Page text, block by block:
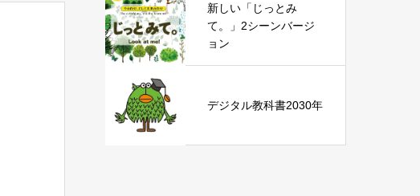
新しい「じっとみ
て。」2シーンバージ
ョン
デジタル教科書2030年